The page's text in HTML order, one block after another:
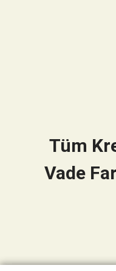
Tüm
Vade